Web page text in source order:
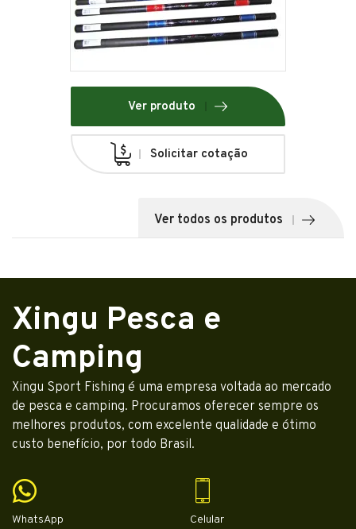
Ver produto
Solicitar cotação
Ver todos os produtos
Xingu Pesca e
Camping
Xingu Sport Fishing é uma empresa voltada ao mercado
de pesca e camping. Procuramos oferecer sempre os
melhores produtos, com excelente qualidade e ótimo
custo benefício, por todo Brasil.
WhatsApp Celular